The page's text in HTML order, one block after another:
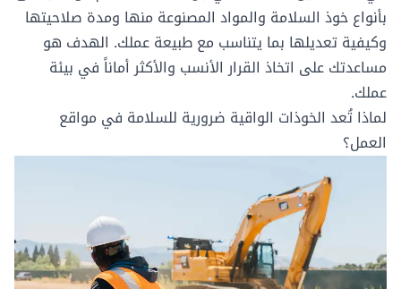
بأنواع خوذ السلامة والمواد المصنوعة منها ومدة صلاحيتها
وكيفية تعديلها بما يتناسب مع طبيعة عملك. الهدف هو
مساعدتك على اتخاذ القرار الأنسب والأكثر أماناً في بيئة
عملك.
لماذا تُعد الخوذات الواقية ضرورية للسلامة في مواقع
العمل؟